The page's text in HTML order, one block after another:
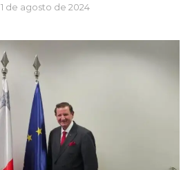
1 de agosto de 2024